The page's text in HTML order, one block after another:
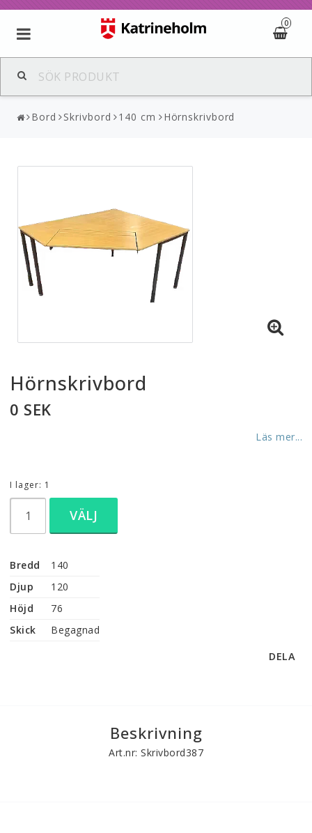
0
Bord Skrivbord 140 cm Hörnskrivbord
Hörnskrivbord
0 SEK
Läs mer...
I lager: 1
VÄLJ
Bredd
140
Djup
120
Höjd
76
Skick
Begagnad
DELA
Beskrivning
Art.nr: Skrivbord387